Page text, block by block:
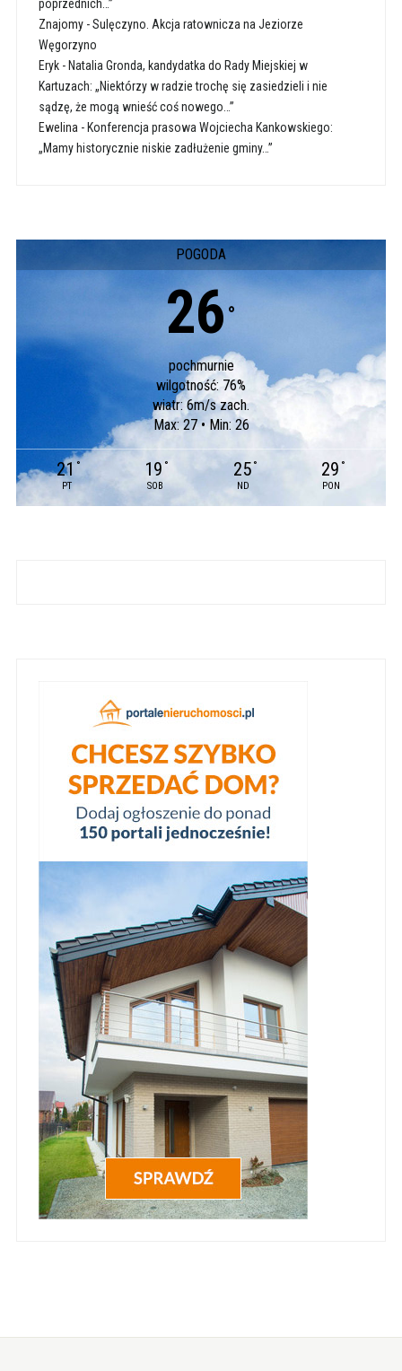
poprzednich…”
Znajomy-Sulęczyno. Akcja ratownicza na Jeziorze
Węgorzyno
Eryk-Natalia Gronda, kandydatka do Rady Miejskiej w
Kartuzach: „Niektórzy w radzie trochę się zasiedzieli i nie
sądzę, że mogą wnieść coś nowego…”
Ewelina -Konferencja prasowa Wojciecha Kankowskiego:
„Mamy historycznie niskie zadłużenie gminy…”
POGODA
26 °
pochmurnie
wilgotność: 76%
wiatr: 6m/s zach.
Max: 27 • Min: 26
21 °
PT
19 °
SOB
25 °
ND
29 °
PON